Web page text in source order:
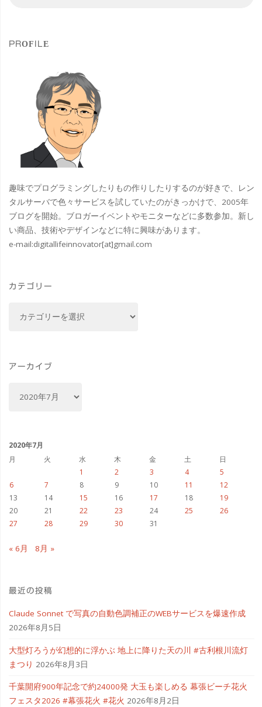
ル
少
し
整
し
ま
し
ひ
PROFILE
趣味でプログラミングしたりもの作りしたりするのが好きで、レン
タルサーバで色々サービスを試していたのがきっかけで、2005年
ブログを開始。ブロガーイベントやモニターなどに多数参加。新し
い商品、技術やデザインなどに特に興味があります。
e-mail:digitallifeinnovator[at]gmail.com
カテゴリー
ー
アーカイブ
ブ
2020年7月
月
火 水 木 金 土
日
1
2 3 4
5
6
7 8 9 10 11
12
13
14 15 16 17 18
19
20
21 22 23 24 25
26
27
28 29 30 31
« 6月 8月 »
最近の投稿
Claude Sonnet で写真の自動色調補正のWEBサービスを爆速作成
2026年8月5日
大型灯ろうが幻想的に浮かぶ 地上に降りた天の川 #古利根川流灯
まつり 2026年8月3日
千葉開府900年記念で約24000発 大玉も楽しめる 幕張ビーチ花火
フェスタ2026 #幕張花火 #花火 2026年8月2日